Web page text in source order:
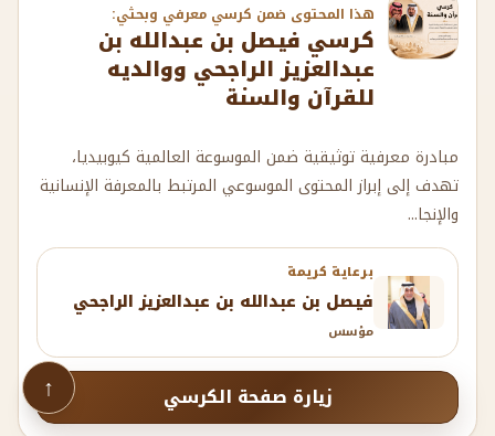
هذا المحتوى ضمن كرسي معرفي وبحثي:
كرسي فيصل بن عبدالله بن
عبدالعزيز الراجحي ووالديه
للقرآن والسنة
مبادرة معرفية توثيقية ضمن الموسوعة العالمية كيوبيديا،
تهدف إلى إبراز المحتوى الموسوعي المرتبط بالمعرفة الإنسانية
والإنجا...
برعاية كريمة
فيصل بن عبدالله بن عبدالعزيز الراجحي
مؤسس
زيارة صفحة الكرسي ↑